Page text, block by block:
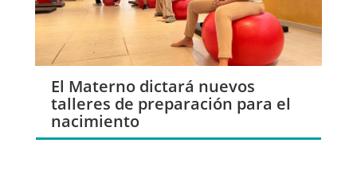
El Materno dictará nuevos
talleres de preparación para el
nacimiento